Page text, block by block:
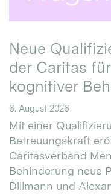
Neue
der Caritas
kognitiver
6. August 2026
Mit einer
Betreuungskraft
Caritasverband
Behinderung neue
Dillmann und